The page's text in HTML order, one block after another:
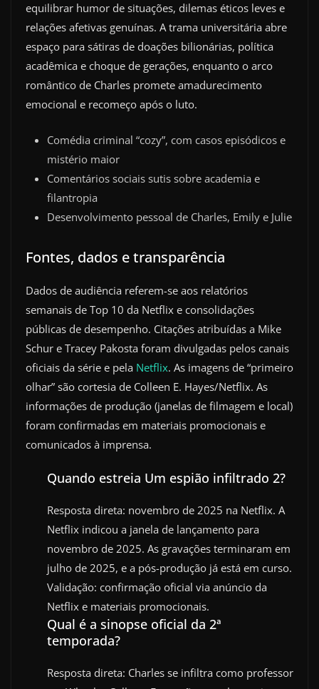
equilibrar humor de situações, dilemas éticos leves e
relações afetivas genuínas. A trama universitária abre
espaço para sátiras de doações bilionárias, política
acadêmica e choque de gerações, enquanto o arco
romântico de Charles promete amadurecimento
emocional e recomeço após o luto.
Comédia criminal “cozy”, com casos episódicos e
mistério maior
Comentários sociais sutis sobre academia e
filantropia
Desenvolvimento pessoal de Charles, Emily e Julie
Fontes, dados e transparência
Dados de audiência referem-se aos relatórios
semanais de Top 10 da Netflix e consolidações
públicas de desempenho. Citações atribuídas a Mike
Schur e Tracey Pakosta foram divulgadas pelos canais
oficiais da série e pela Netflix. As imagens de “primeiro
olhar” são cortesia de Colleen E. Hayes/Netflix. As
informações de produção (janelas de filmagem e local)
foram confirmadas em materiais promocionais e
comunicados à imprensa.
Quando estreia Um espião infiltrado 2?
Resposta direta: novembro de 2025 na Netflix. A
Netflix indicou a janela de lançamento para
novembro de 2025. As gravações terminaram em
julho de 2025, e a pós-produção já está em curso.
Validação: confirmação oficial via anúncio da
Netflix e materiais promocionais.
Qual é a sinopse oficial da 2ª
temporada?
Resposta direta: Charles se infiltra como professor